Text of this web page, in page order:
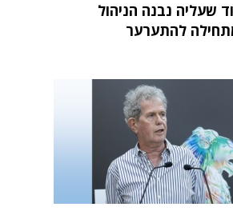
שעליה נבנה הניהול
להתערער